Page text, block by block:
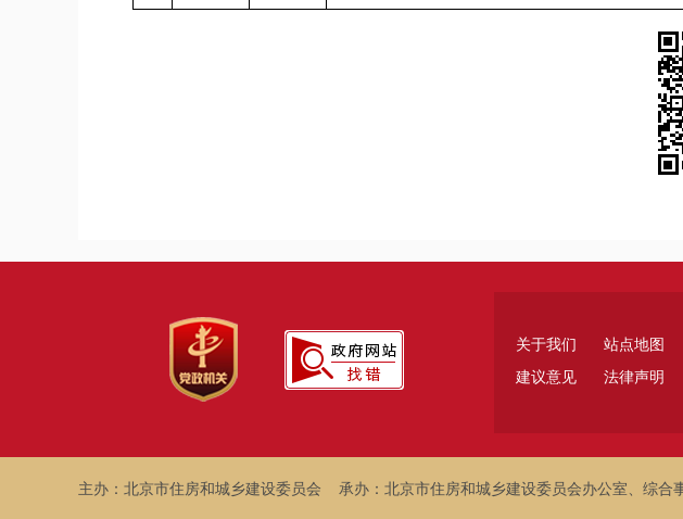
关于我们
站点地图
建议意见
法律声明
主办：北京市住房和城乡建设委员会 承办：北京市住房和城乡建设委员会办公室、综合